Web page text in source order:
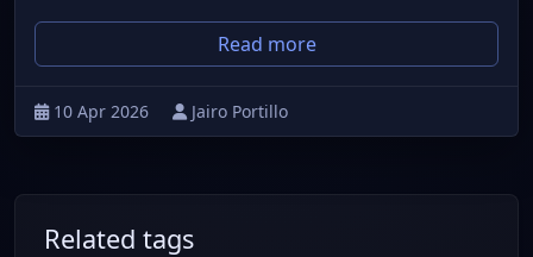
Read more
10 Apr 2026 Jairo Portillo
Related tags